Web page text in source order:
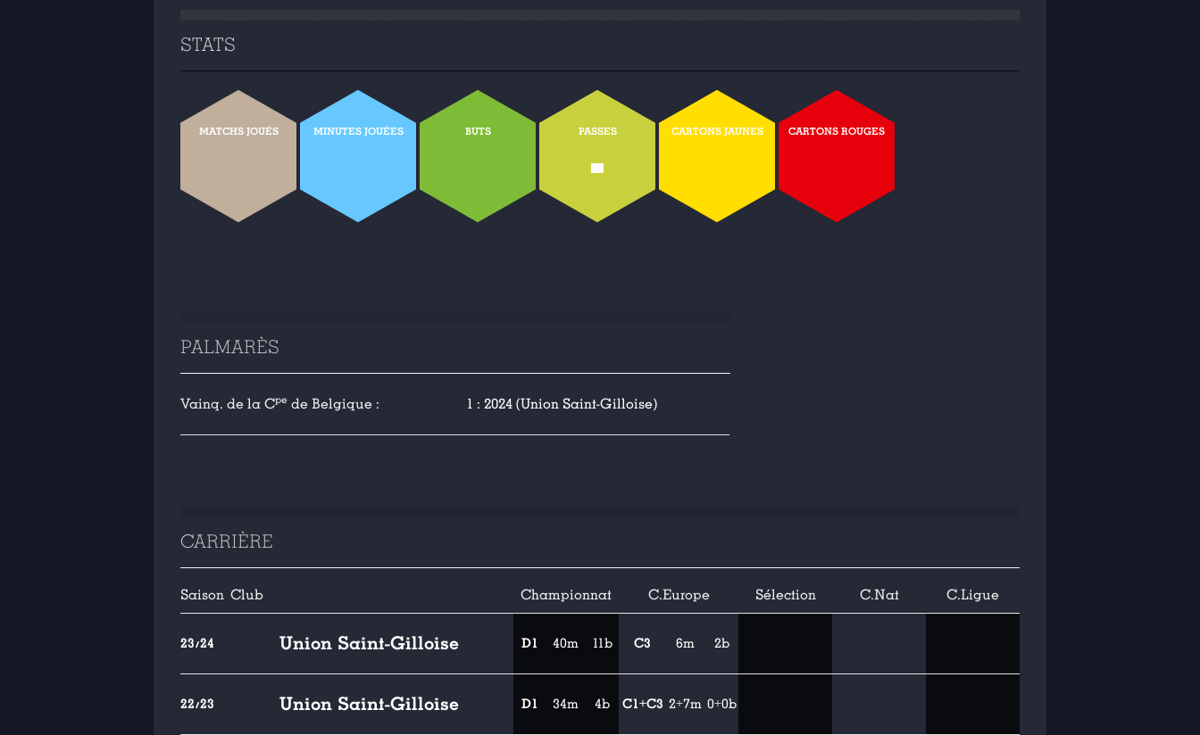
STATS
MATCHS JOUÉS MINUTES JOUÉES BUTS PASSES
-
CARTONS JAUNES CARTONS ROUGES
PALMARÈS
Vainq. de la Cpe de Belgique : 1 : 2024 (Union Saint-Gilloise)
CARRIÈRE
Saison Club Championnat C.Europe Sélection C.Nat C.Ligue
23/24 Union Saint-Gilloise D1 40m 11b C3 6m 2b
22/23 Union Saint-Gilloise D1 34m 4b C1+C3 2+7m 0+0b